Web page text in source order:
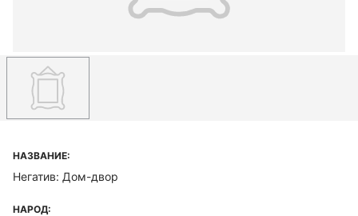
НАЗВАНИЕ:
Негатив: Дом-двор
НАРОД: